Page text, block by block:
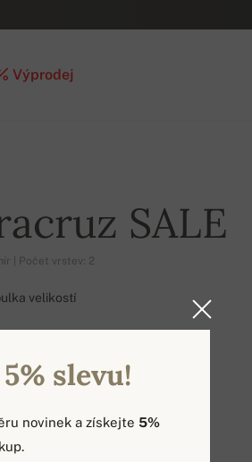
Výprodej
SALE
| Počet vrstev: 2
velikostí
BARVY
slevu!
novinek a získejte 5%